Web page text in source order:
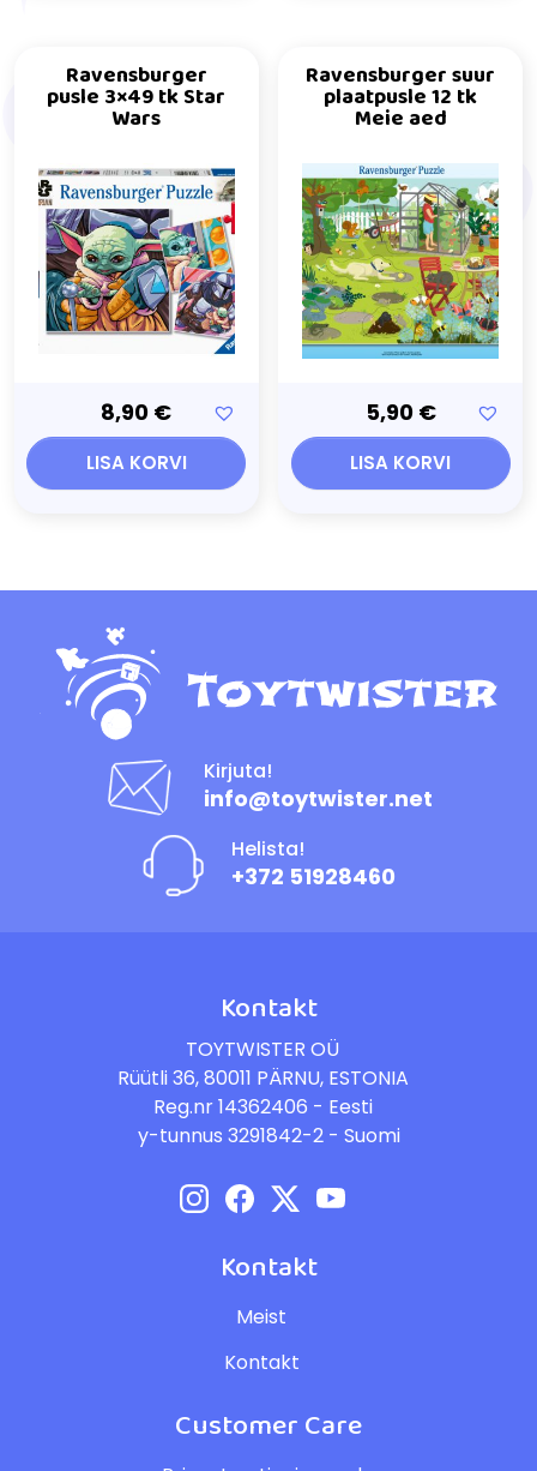
Ravensburger
pusle 3×49 tk Star
Wars
8,90 €
LISA KORVI
Ravensburger suur
plaatpusle 12 tk
Meie aed
5,90 €
LISA KORVI
Kirjuta!
info@toytwister.net
Helista!
+372 51928460
Kontakt
TOYTWISTER OÜ
Rüütli 36, 80011 PÄRNU, ESTONIA
Reg.nr 14362406 - Eesti
y-tunnus 3291842-2 - Suomi
Kontakt
Meist
Kontakt
Customer Care